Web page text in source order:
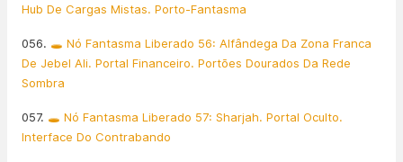
Hub De Cargas Mistas. Porto-Fantasma
056. 🕳️ Nó Fantasma Liberado 56: Alfândega Da Zona Franca
De Jebel Ali. Portal Financeiro. Portões Dourados Da Rede
Sombra
057. 🕳️ Nó Fantasma Liberado 57: Sharjah. Portal Oculto.
Interface Do Contrabando